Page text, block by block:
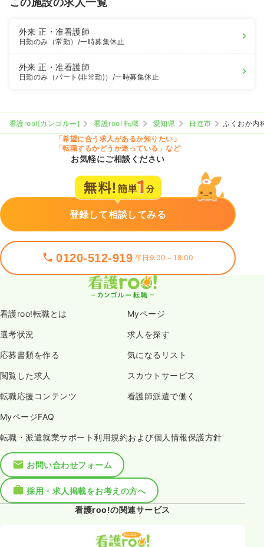
外来正・准看護師
日勤のみ（常勤） /一時募集休止
外来正・准看護師
日勤のみ（パート(非常勤)） /一時募集休止
看護roo![カンゴルー] 看護roo! 転職 愛知県 日進市
ふくおか内
「希望に合う求人があるか知りたい」
「転職するかどうか迷っている」など
お気軽にご相談ください
登録して相談してみる
0120-512-919 平日9:00～18:00
看護roo!転職とは Myページ
選考状況 求人を探す
応募書類を作る 気になるリスト
閲覧した求人 スカウトサービス
転職応援コンテンツ 看護師派遣で働く
MyページFAQ
転職・派遣就業サポート利用規約および個人情報保護方針
お問い合わせフォーム
採用・求人掲載をお考えの方へ
看護roo!の関連サービス